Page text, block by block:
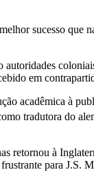
sucesso que
em
acadêmica à
tradutora do
retornou à
para J.S.